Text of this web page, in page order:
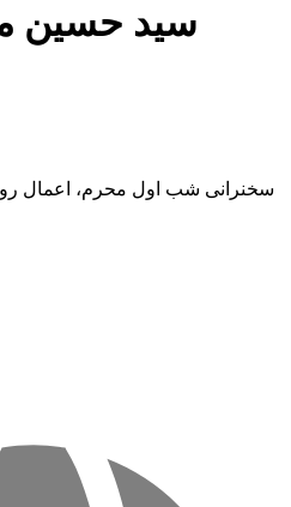
سید حسین
سخنرانی شب اول محرم، اعمال